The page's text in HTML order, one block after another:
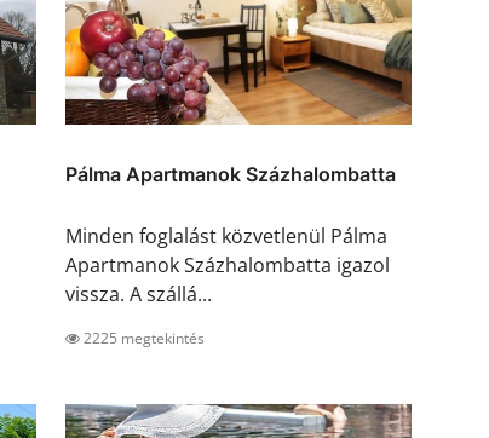
Pálma Apartmanok Százhalombatta
Minden foglalást közvetlenül Pálma
Apartmanok Százhalombatta igazol
vissza. A szállá...
2225 megtekintés